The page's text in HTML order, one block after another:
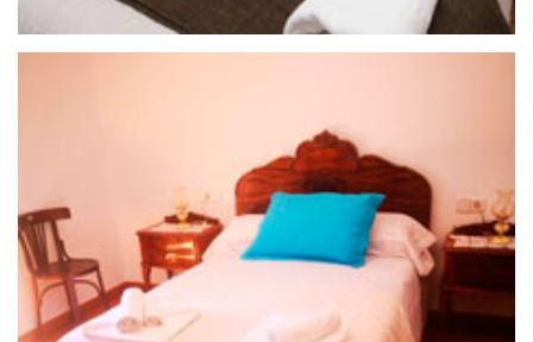
25 de septiembre de 2020
APARTAMENTO FUENTE SALADA